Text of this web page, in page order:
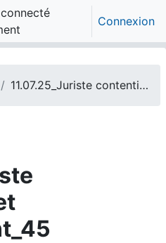
Connexion
11.07.25_Juriste contentieux et recouvrement_45